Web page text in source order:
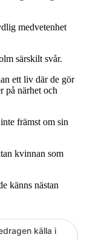
medvetenhet
särskilt svår.
ett liv där de gör
på närhet och
främst om sin
kvinnan som
känns nästan
källa i